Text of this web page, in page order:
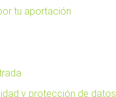
tu aportación
y protección de datos